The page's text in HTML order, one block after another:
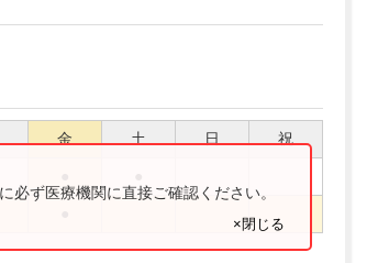
金 土 日 祝
必ず医療機関に直接ご確認ください。
×閉じる